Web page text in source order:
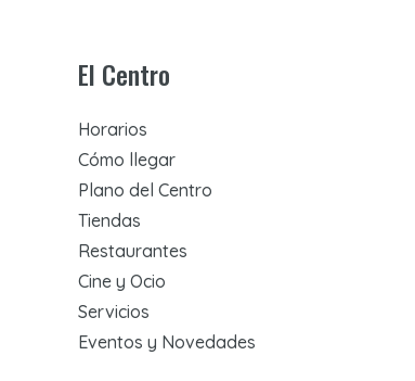
El Centro
Horarios
Cómo llegar
Plano del Centro
Tiendas
Restaurantes
Cine y Ocio
Servicios
Eventos y Novedades